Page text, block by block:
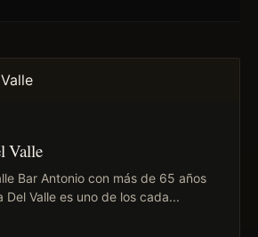
Valle
Bar Antonio con más de 65 años
Del Valle es uno de los cada...